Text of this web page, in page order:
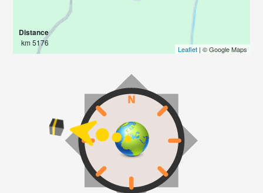
Distance
5176 km
Leaflet| © Google Maps